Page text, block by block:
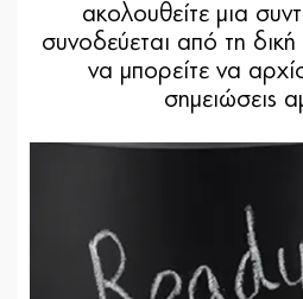
ακολουθείτε μια
συνοδεύεται από τη
να μπορείτε να
σημειώσεις